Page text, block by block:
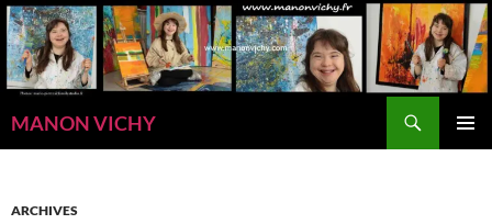
Aller
au
contenu
MANON VICHY
ARCHIVES